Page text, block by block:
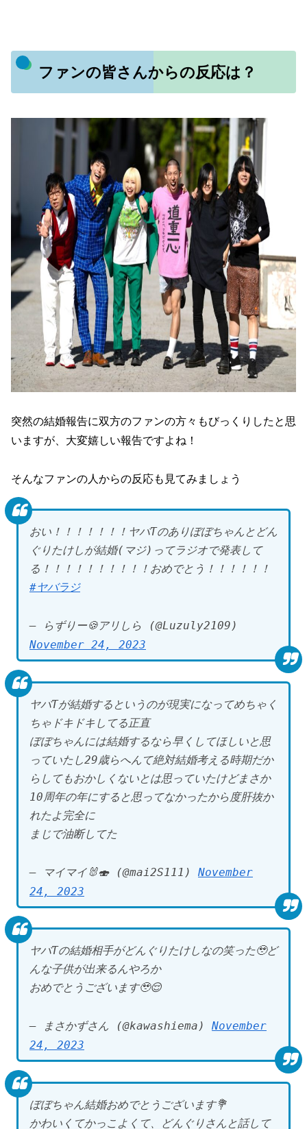
ファンの皆さんからの反応は？
突然の結婚報告に双方のファンの方々もびっくりしたと思
いますが、大変嬉しい報告ですよね！
そんなファンの人からの反応も見てみましょう
おい！！！！！！！ヤバTのありぼぼちゃんとどん
ぐりたけしが結婚(マジ)ってラジオで発表して
る！！！！！！！！！！おめでとう！！！！！！
#ヤバラジ
— らずりー🍪アリしら (@Luzuly2109)
November 24, 2023
ヤバTが結婚するというのが現実になってめちゃく
ちゃドキドキしてる正直
ぼぼちゃんには結婚するなら早くしてほしいと思
っていたし29歳らへんて絶対結婚考える時期だか
らしてもおかしくないとは思っていたけどまさか
10周年の年にすると思ってなかったから度肝抜か
れたよ完全に
まじで油断してた
— マイマイ🐰🍣 (@mai2S111) November
24, 2023
ヤバTの結婚相手がどんぐりたけしなの笑った🥹ど
んな子供が出来るんやろか
おめでとうございます🥹😌
— まさかずさん (@kawashiema) November
24, 2023
ぼぼちゃん結婚おめでとうございます💐
かわいくてかっこよくて、どんぐりさんと話して